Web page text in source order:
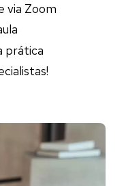
via Zoom
prática